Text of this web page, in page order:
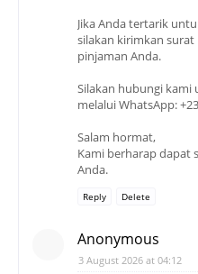
Jika Anda tertarik
silakan kirimkan
pinjaman Anda.
Silakan hubungi
melalui WhatsApp:
Salam hormat,
Kami berharap dapat
Anda.
Reply Delete
Anonymous
3 August 2026 at 04:12